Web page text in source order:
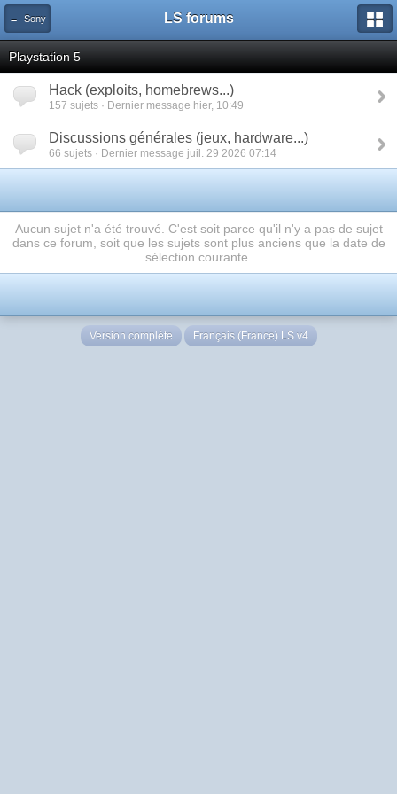
← Sony LS forums
Playstation 5
Hack (exploits, homebrews...)
157 sujets · Dernier message hier, 10:49
Discussions générales (jeux, hardware...)
66 sujets · Dernier message juil. 29 2026 07:14
Aucun sujet n'a été trouvé. C'est soit parce qu'il n'y a pas de sujet
dans ce forum, soit que les sujets sont plus anciens que la date de
sélection courante.
Version complète Français (France) LS v4